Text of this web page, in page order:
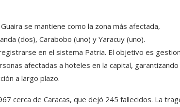
se mantiene como la zona más afectada,
(dos), Carabobo (uno) y Yaracuy (uno).
en el sistema Patria. El objetivo es
afectadas a hoteles en la capital, garantizando
a largo plazo.
cerca de Caracas, que dejó 245 fallecidos. La